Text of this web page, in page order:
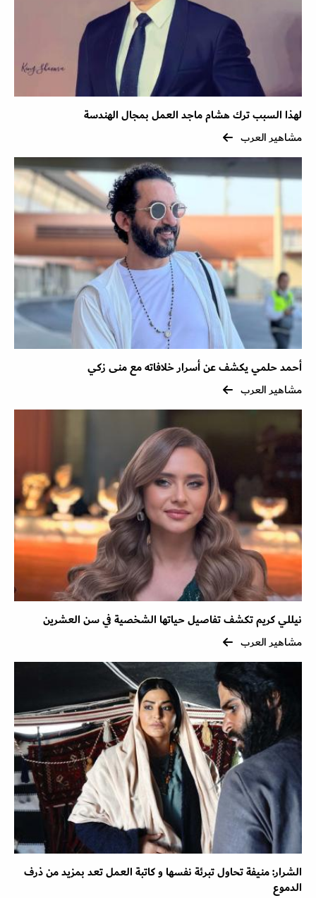
لهذا السبب ترك هشام ماجد العمل بمجال الهندسة
مشاهير العرب
أحمد حلمي يكشف عن أسرار خلافاته مع منى زكي
مشاهير العرب
نيللي كريم تكشف تفاصيل حياتها الشخصية في سن العشرين
مشاهير العرب
الشرار: منيفة تحاول تبرئة نفسها و كاتبة العمل تعد بمزيد من ذرف
الدموع